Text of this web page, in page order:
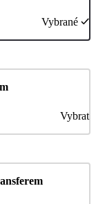
Vybrané
Vybrat